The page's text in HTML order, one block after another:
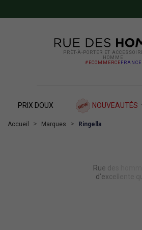
PRÊT-À-PORTER ET
HOMME
#ECOMMERCE FRANCE
PRIX DOUX NOUVEAUTÉS
Accueil Marques Ringella
Rue des
d'excellente